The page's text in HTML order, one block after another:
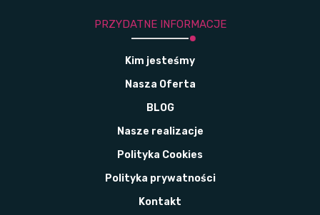
PRZYDATNE INFORMACJE
Kim jesteśmy
Nasza Oferta
BLOG
Nasze realizacje
Polityka Cookies
Polityka prywatności
Kontakt